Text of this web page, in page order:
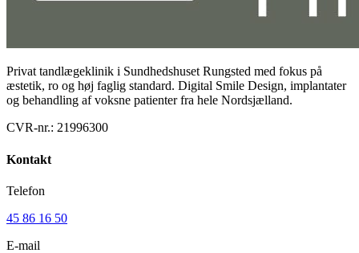
Privat tandlægeklinik i Sundhedshuset Rungsted med fokus på
æstetik, ro og høj faglig standard. Digital Smile Design, implantater
og behandling af voksne patienter fra hele Nordsjælland.
CVR-nr.: 21996300
Kontakt
Telefon
45 86 16 50
E-mail